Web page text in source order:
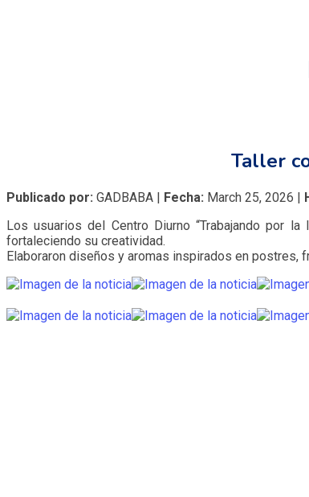
Taller
Publicado por: GADBABA | Fecha: March 25, 2026 |
Los usuarios del Centro Diurno “Trabajando por
fortaleciendo su creatividad.
Elaboraron diseños y aromas inspirados en postres,